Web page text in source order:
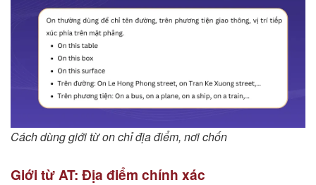
Cách dùng giới từ on chỉ địa điểm, nơi chốn
Giới từ AT: Địa điểm chính xác